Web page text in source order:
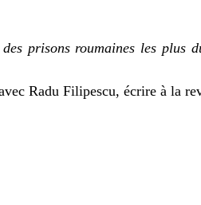
prisons roumaines les plus
Radu Filipescu, écrire à la